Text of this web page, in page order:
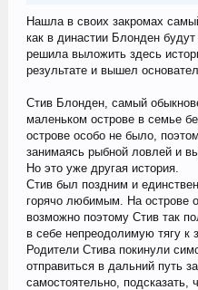
Нашла в своих закромах
как в династии Блонден
решила выложить здесь
результате и вышел
Стив Блонден, самый
маленьком острове в семье
острове особо не было,
занимаясь рыбной ловлей и
Но это уже другая история.
Стив был поздним и
горячо любимым. На острове
возможно поэтому Стив так
в себе непреодолимую тягу к
Родители Стива покинули
отправиться в дальний путь
самостоятельно, подсказать,